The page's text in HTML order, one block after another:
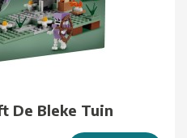
De Bleke Tuin